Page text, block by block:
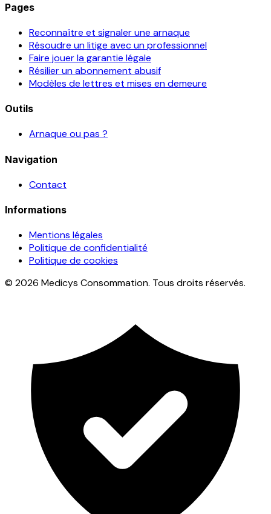
Pages
Reconnaître et signaler une arnaque
Résoudre un litige avec un professionnel
Faire jouer la garantie légale
Résilier un abonnement abusif
Modèles de lettres et mises en demeure
Outils
Arnaque ou pas ?
Navigation
Contact
Informations
Mentions légales
Politique de confidentialité
Politique de cookies
© 2026 Medicys Consommation. Tous droits réservés.